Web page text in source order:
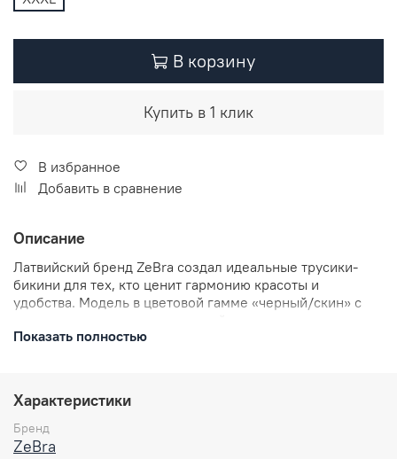
В корзину
Купить в 1 клик
В избранное
Добавить в сравнение
Описание
Латвийский бренд ZeBra создал идеальные трусики-
бикини для тех, кто ценит гармонию красоты и
удобства. Модель в цветовой гамме «черный/скин» с
повседневный образ: нежно, женственно и с намеком
талии подходит под любую одежду. Идеальное
покрытие — аккуратный крой обеспечивает удобство и
уверенность в каждом движении. Это изящное белье
добавит легкую пикантность, подчеркивая линию бедер.
Показать полностью
Характеристики
Бренд
ZeBra